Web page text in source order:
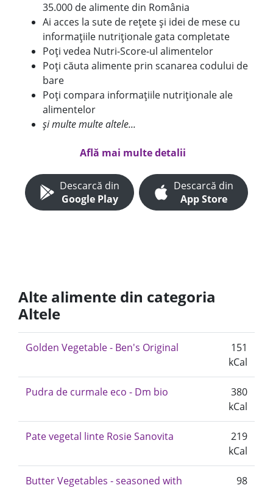
35.000 de alimente din România
Ai acces la sute de rețete și idei de mese cu
informațiile nutriționale gata completate
Poți vedea Nutri-Score-ul alimentelor
Poți căuta alimente prin scanarea codului de
bare
Poți compara informațiile nutriționale ale
alimentelor
și multe multe altele...
Află mai multe detalii
Descarcă din
Google Play
Descarcă din
App Store
Alte alimente din categoria
Altele
Golden Vegetable - Ben's Original
151
kCal
Pudra de curmale eco - Dm bio
380
kCal
Pate vegetal linte Rosie Sanovita
219
kCal
Butter Vegetables - seasoned with
98